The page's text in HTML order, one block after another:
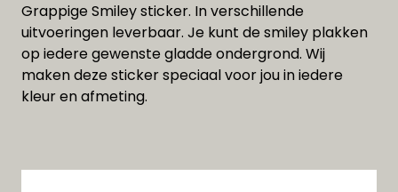
Grappige Smiley sticker. In verschillende
uitvoeringen leverbaar. Je kunt de smiley plakken
op iedere gewenste gladde ondergrond. Wij
maken deze sticker speciaal voor jou in iedere
kleur en afmeting.